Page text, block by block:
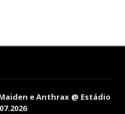
e Anthrax @ Estádio